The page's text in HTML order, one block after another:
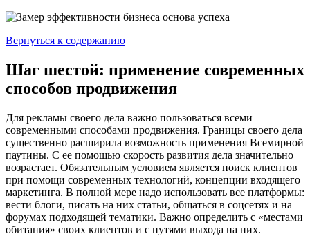
Вернуться к содержанию
Шаг шестой: применение современных
способов продвижения
Для рекламы своего дела важно пользоваться всеми
современными способами продвижения. Границы своего дела
существенно расширила возможность применения Всемирной
паутины. С ее помощью скорость развития дела значительно
возрастает. Обязательным условием является поиск клиентов
при помощи современных технологий, концепции входящего
маркетинга. В полной мере надо использовать все платформы:
вести блоги, писать на них статьи, общаться в соцсетях и на
форумах подходящей тематики. Важно определить с «местами
обитания» своих клиентов и с путями выхода на них.